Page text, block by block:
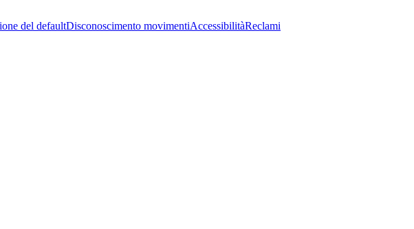
del defaultDisconoscimento movimentiAccessibilitàReclami